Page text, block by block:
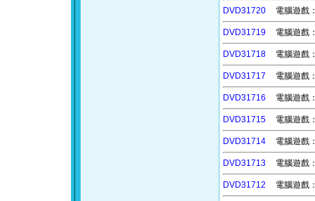
DVD31720 電腦遊戲
DVD31719 電腦遊戲
DVD31718 電腦遊戲
DVD31717 電腦遊戲
DVD31716 電腦遊戲
DVD31715 電腦遊戲
DVD31714 電腦遊戲
DVD31713 電腦遊戲
DVD31712 電腦遊戲